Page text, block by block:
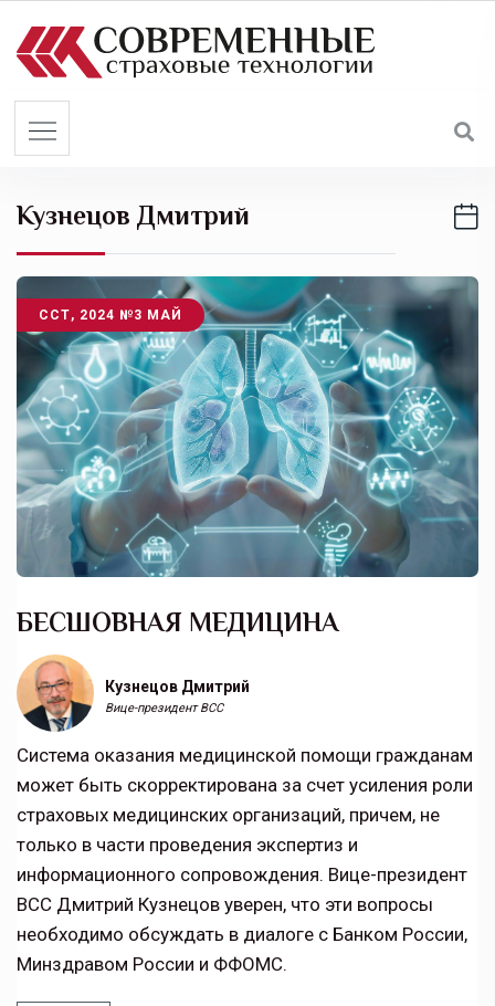
Кузнецов Дмитрий
ССТ, 2024 №3 МАЙ
БЕСШОВНАЯ МЕДИЦИНА
Кузнецов Дмитрий
Вице-президент ВСС
Система оказания медицинской помощи гражданам
может быть скорректирована за счет усиления роли
страховых медицинских организаций, причем, не
только в части проведения экспертиз и
информационного сопровождения. Вице-президент
ВСС Дмитрий Кузнецов уверен, что эти вопросы
необходимо обсуждать в диалоге с Банком России,
Минздравом России и ФФОМС.